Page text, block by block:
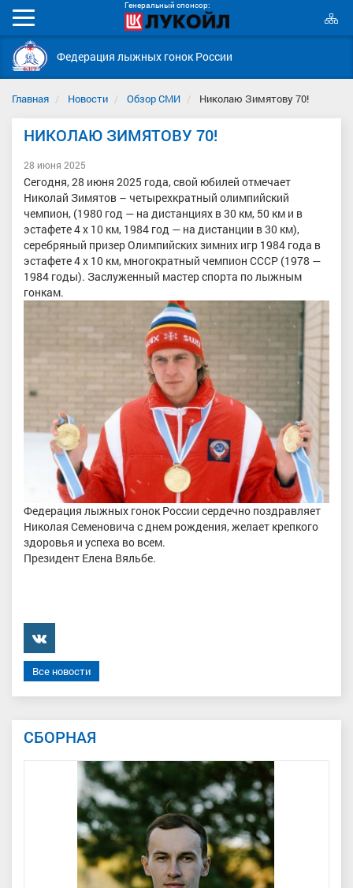
Генеральный спонсор:
Мобильное
меню
Федерация лыжных гонок России
Главная Новости Обзор СМИ Николаю Зимятову 70!
НИКОЛАЮ ЗИМЯТОВУ 70!
28 июня 2025
Сегодня, 28 июня 2025 года, свой юбилей отмечает
Николай Зимятов – четырехкратный олимпийский
чемпион, (1980 год — на дистанциях в 30 км, 50 км и в
эстафете 4 х 10 км, 1984 год — на дистанции в 30 км),
серебряный призер Олимпийских зимних игр 1984 года в
эстафете 4 х 10 км, многократный чемпион СССР (1978 —
1984 годы). Заслуженный мастер спорта по лыжным
гонкам.
Федерация лыжных гонок России сердечно поздравляет
Николая Семеновича с днем рождения, желает крепкого
здоровья и успеха во всем.
Президент Елена Вяльбе.
���������
Все новости
СБОРНАЯ